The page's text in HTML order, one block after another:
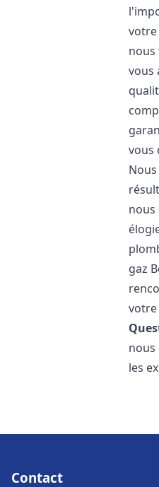
nous
vous
vous
nous
gaz
nous
les
Contact